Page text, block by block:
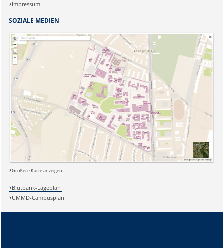
SOZIALE MEDIEN
Impressum
Größere Karte anzeigen
Blutbank-Lageplan
UMMD-Campusplan